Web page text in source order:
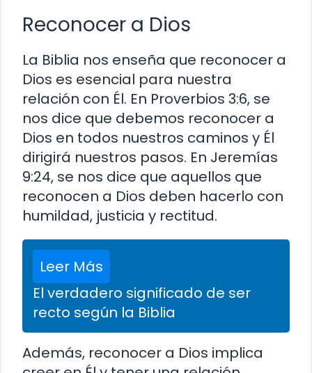
Reconocer a Dios
La Biblia nos enseña que reconocer a
Dios es esencial para nuestra
relación con Él. En Proverbios 3:6, se
nos dice que debemos reconocer a
Dios en todos nuestros caminos y Él
dirigirá nuestros pasos. En Jeremías
9:24, se nos dice que aquellos que
reconocen a Dios deben hacerlo con
humildad, justicia y rectitud.
Leer Más
El verdadero significado de ser
recto según la Biblia
Además, reconocer a Dios implica